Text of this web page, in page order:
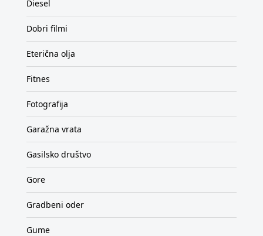
Diesel
Dobri filmi
Eterična olja
Fitnes
Fotografija
Garažna vrata
Gasilsko društvo
Gore
Gradbeni oder
Gume